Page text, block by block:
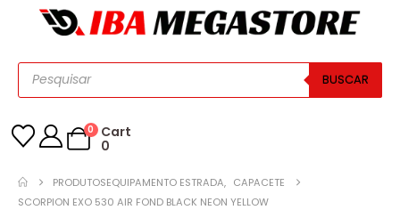
BUSCAR
0
Cart
0
PRODUTOSEQUIPAMENTO ESTRADA, CAPACETE
SCORPION EXO 530 AIR FOND BLACK NEON YELLOW